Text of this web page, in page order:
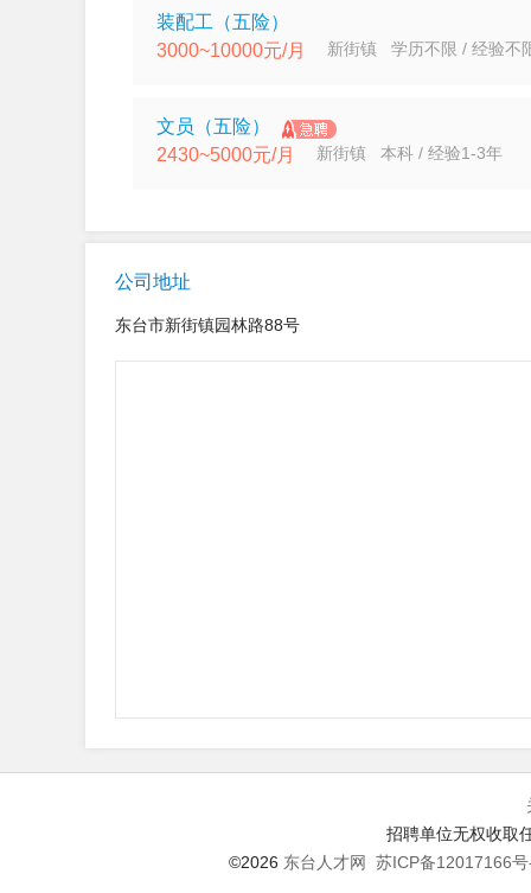
装配工（五险）
3000~10000元/月 新街镇 学历不限 / 经验不
文员（五险）
2430~5000元/月 新街镇 本科 / 经验1-3年
公司地址
东台市新街镇园林路88号
招聘单位无权收取
©2026 东台人才网 苏ICP备12017166号